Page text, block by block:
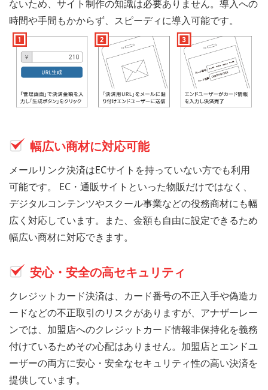
ないため、サイト制作の知識は必要ありません。導入への
時間や手間もかからず、スピーディに導入可能です。
幅広い商材に対応可能
メールリンク決済はECサイトを持っていない方でも利用
可能です。 EC・通販サイトといった物販だけではなく、
デジタルコンテンツやスクール事業などの役務商材にも幅
広く対応しています。また、金額も自由に設定できるため
幅広い商材に対応できます。
安心・安全の高セキュリティ
クレジットカード決済は、カード番号の不正入手や偽造カ
ードなどの不正取引のリスクがありますが、アナザーレー
ンでは、加盟店へのクレジットカード情報非保持化を義務
付けているためその心配はありません。加盟店とエンドユ
ーザーの両方に安心・安全なセキュリティ性の高い決済を
提供しています。